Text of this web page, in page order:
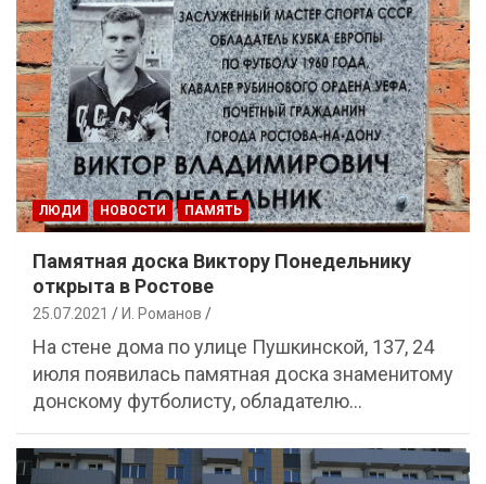
ЛЮДИ НОВОСТИ ПАМЯТЬ
Памятная доска Виктору Понедельнику
открыта в Ростове
25.07.2021 И. Романов
На стене дома по улице Пушкинской, 137, 24
июля появилась памятная доска знаменитому
донскому футболисту, обладателю…